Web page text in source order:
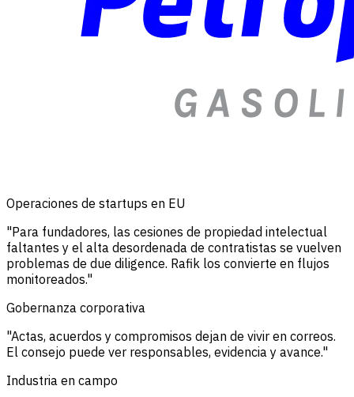
Operaciones de startups en EU
"Para fundadores, las cesiones de propiedad intelectual
faltantes y el alta desordenada de contratistas se vuelven
problemas de due diligence. Rafik los convierte en flujos
monitoreados."
Gobernanza corporativa
"Actas, acuerdos y compromisos dejan de vivir en correos.
El consejo puede ver responsables, evidencia y avance."
Industria en campo